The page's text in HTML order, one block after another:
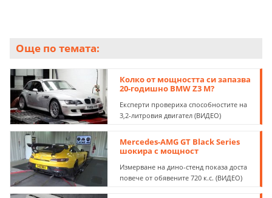
Още по темата:
Колко от мощността си запазва
20-годишно BMW Z3 M?
Експерти провериха способностите на
3,2-литровия двигател (ВИДЕО)
Mercedes-AMG GT Black Series
шокира с мощност
Измерване на дино-стенд показа доста
повече от обявените 720 к.с. (ВИДЕО)